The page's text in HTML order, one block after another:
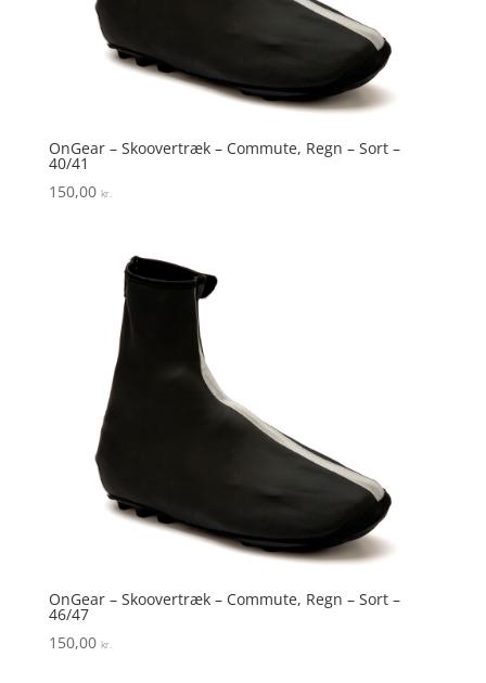
OnGear – Skoovertræk – Commute, Regn – Sort –
40/41
150,00 kr.
OnGear – Skoovertræk – Commute, Regn – Sort –
46/47
150,00 kr.